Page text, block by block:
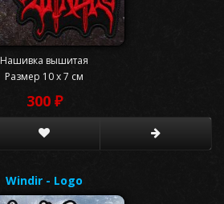
Нашивка вышитая
Размер 10 x 7 см
300 ₽
Windir - Logo